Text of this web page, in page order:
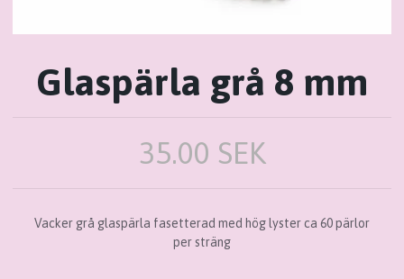
Glaspärla grå 8 mm
35.00 SEK
Vacker grå glaspärla fasetterad med hög lyster ca 60 pärlor
per sträng